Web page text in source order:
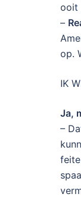
ooit
–
op.
IK
Ja,
–